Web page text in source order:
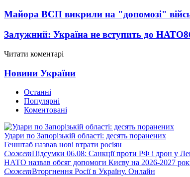
Майора ВСП викрили на "допомозі"
Залужний: Україна не вступить до НАТО
Читати коментарі
Новини України
Останні
Популярні
Коментовані
Удари по Запорізькій області: десять поранених
Генштаб назвав нові втрати росіян
СюжетПідсумки 06.08: Санкції проти РФ і дрон у
НАТО назвав обсяг допомоги Києву на 2026-2027
СюжетВторгнення Росії в Україну. Онлайн